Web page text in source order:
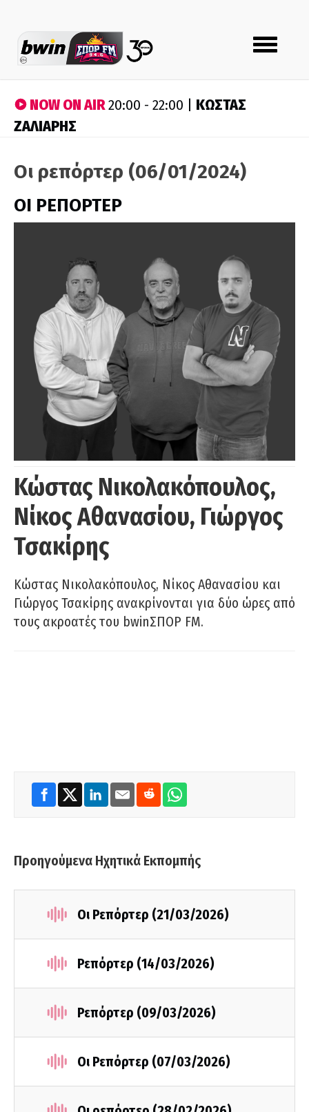
Toggle
navigation
NOW ON AIR20:00 - 22:00 | ΚΩΣΤΑΣ
ΖΑΛΙΑΡΗΣ
Οι ρεπόρτερ (06/01/2024)
ΟΙ ΡΕΠΟΡΤΕΡ
Κώστας Νικολακόπουλος,
Νίκος Αθανασίου, Γιώργος
Τσακίρης
Κώστας Νικολακόπουλος, Νίκος Αθανασίου και
Γιώργος Τσακίρης ανακρίνονται για δύο ώρες από
τους ακροατές του bwinΣΠΟΡ FM.
Προηγούμενα Ηχητικά Εκπομπής
Οι Ρεπόρτερ (21/03/2026)
Ρεπόρτερ (14/03/2026)
Ρεπόρτερ (09/03/2026)
Οι Ρεπόρτερ (07/03/2026)